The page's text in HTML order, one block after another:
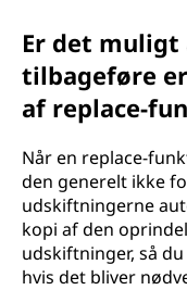
Er det
tilbageføre
af replace-
Når en replace-
den generelt ikke
udskiftningerne
kopi af den
udskiftninger, så
hvis det bliver